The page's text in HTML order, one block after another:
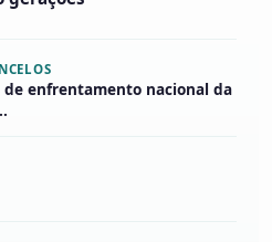
de enfrentamento nacional da